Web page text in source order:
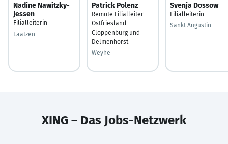
Nadine Nawitzky-
Jessen
Filialleiterin
Laatzen
Patrick Polenz
Remote Filialleiter
Ostfriesland
Cloppenburg und
Delmenhorst
Weyhe
Svenja Dossow
Filialleiterin
Sankt Augustin
XING – Das Jobs-Netzwerk